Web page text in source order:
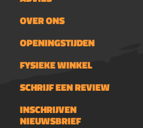
OVER ONS
OPENINGSTIJDEN
FYSIEKE WINKEL
SCHRIJF EEN REVIEW
INSCHRIJVEN
NIEUWSBRIEF